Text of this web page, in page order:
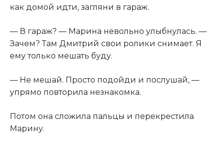
как домой идти, загляни в гараж.
— В гараж? — Марина невольно улыбнулась. —
Зачем? Там Дмитрий свои ролики снимает. Я
ему только мешать буду.
— Не мешай. Просто подойди и послушай, —
упрямо повторила незнакомка.
Потом она сложила пальцы и перекрестила
Марину.